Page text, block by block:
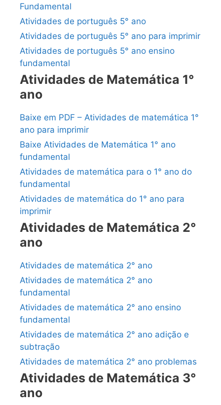
Fundamental
Atividades de português 5° ano
Atividades de português 5° ano para imprimir
Atividades de português 5° ano ensino
fundamental
Atividades de Matemática 1°
ano
Baixe em PDF – Atividades de matemática 1°
ano para imprimir
Baixe Atividades de Matemática 1° ano
fundamental
Atividades de matemática para o 1° ano do
fundamental
Atividades de matemática do 1° ano para
imprimir
Atividades de Matemática 2°
ano
Atividades de matemática 2° ano
Atividades de matemática 2° ano
fundamental
Atividades de matemática 2° ano ensino
fundamental
Atividades de matemática 2° ano adição e
subtração
Atividades de matemática 2° ano problemas
Atividades de Matemática 3°
ano